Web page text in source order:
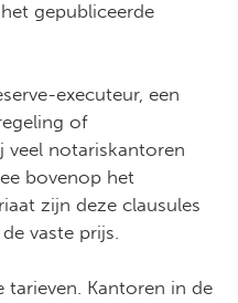
gepubliceerde
executeur, een
of
veel notariskantoren
bovenop het
zijn deze clausules
vaste prijs.
tarieven. Kantoren in de